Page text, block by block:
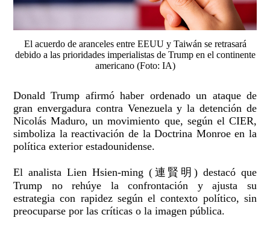
El acuerdo de aranceles entre EEUU y Taiwán se retrasará
debido a las prioridades imperialistas de Trump en el continente
americano (Foto: IA)
Donald Trump afirmó haber ordenado un ataque de
gran envergadura contra Venezuela y la detención de
Nicolás Maduro, un movimiento que, según el CIER,
simboliza la reactivación de la Doctrina Monroe en la
política exterior estadounidense.
El analista Lien Hsien-ming (連賢明) destacó que
Trump no rehúye la confrontación y ajusta su
estrategia con rapidez según el contexto político, sin
preocuparse por las críticas o la imagen pública.